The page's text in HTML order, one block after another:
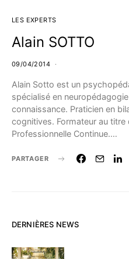
LES EXPERTS
Alain SOTTO
09/04/2014
Alain Sotto est un
spécialisé en
connaissance. Praticien en
cognitives. Formateur au titre
Professionnelle Continue.…
PARTAGER
DERNIÈRES NEWS